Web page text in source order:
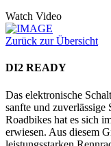
Watch Video
Zurück zur Übersicht
DI2 READY
Das elektronische
sanfte und zuverlässige
Roadbikes hat es sich
erwiesen. Aus diesem